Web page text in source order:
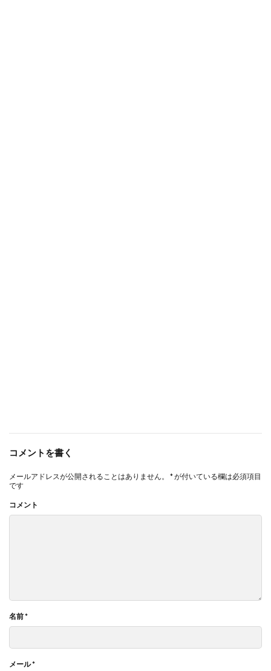
コメントを書く
メールアドレスが公開されることはありません。 *が付いている欄は必須項目
です
コメント
名前*
メール*